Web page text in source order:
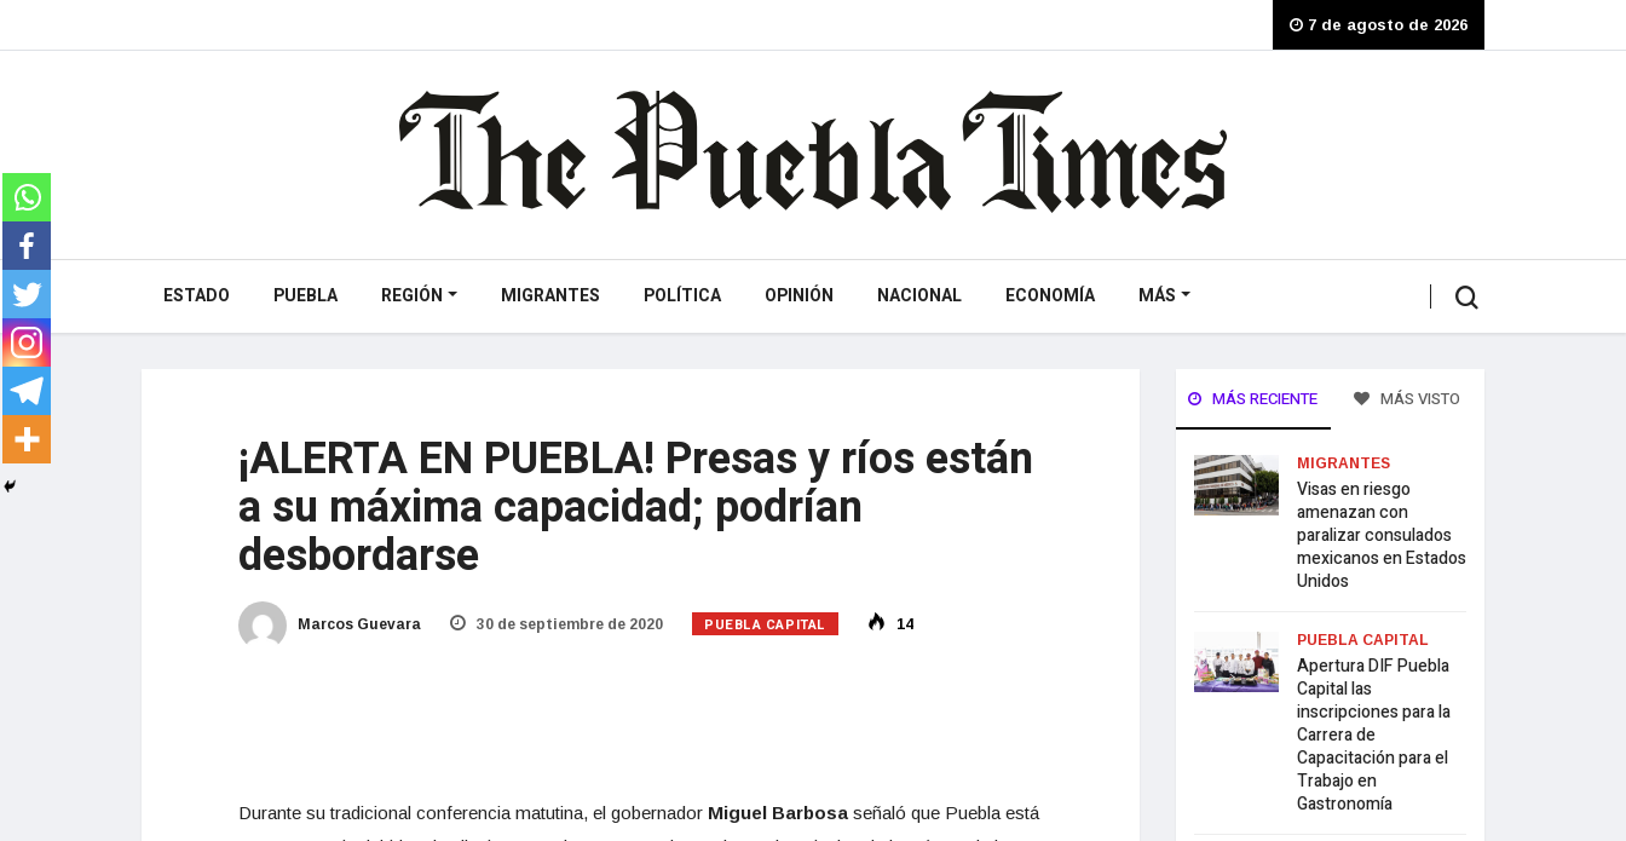
7 de agosto de 2026
ESTADO PUEBLA REGIÓN MIGRANTES POLÍTICA OPINIÓN NACIONAL ECONOMÍA MÁS
¡ALERTA EN PUEBLA! Presas y ríos están
a su máxima capacidad; podrían
desbordarse
Marcos Guevara 30 de septiembre de 2020 PUEBLA CAPITAL 14
Durante su tradicional conferencia matutina, el gobernador Miguel Barbosa señaló que Puebla está
MÁS RECIENTE MÁS VISTO
MIGRANTES
Visas en riesgo
amenazan con
paralizar consulados
mexicanos en Estados
Unidos
PUEBLA CAPITAL
Apertura DIF Puebla
Capital las
inscripciones para la
Carrera de
Capacitación para el
Trabajo en
Gastronomía